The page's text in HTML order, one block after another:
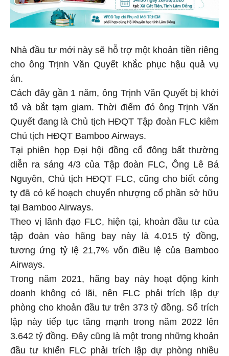
Nhà đầu tư mới này sẽ hỗ trợ một khoản tiền riêng
cho ông Trịnh Văn Quyết khắc phục hậu quả vụ
án.
Cách đây gần 1 năm, ông Trịnh Văn Quyết bị khởi
tố và bắt tạm giam. Thời điểm đó ông Trịnh Văn
Quyết đang là Chủ tịch HĐQT Tập đoàn FLC kiêm
Chủ tịch HĐQT Bamboo Airways.
Tại phiên họp Đại hội đồng cổ đông bất thường
diễn ra sáng 4/3 của Tập đoàn FLC, Ông Lê Bá
Nguyên, Chủ tịch HĐQT FLC, cũng cho biết công
ty đã có kế hoạch chuyển nhượng cổ phần sở hữu
tại Bamboo Airways.
Theo vị lãnh đạo FLC, hiện tại, khoản đầu tư của
tập đoàn vào hãng bay này là 4.015 tỷ đồng,
tương ứng tỷ lệ 21,7% vốn điều lệ của Bamboo
Airways.
Trong năm 2021, hãng bay này hoạt động kinh
doanh không có lãi, nên FLC phải trích lập dự
phòng cho khoản đầu tư trên 373 tỷ đồng. Số trích
lập này tiếp tục tăng mạnh trong năm 2022 lên
3.642 tỷ đồng. Đây cũng là một trong những khoản
đầu tư khiến FLC phải trích lập dự phòng nhiều